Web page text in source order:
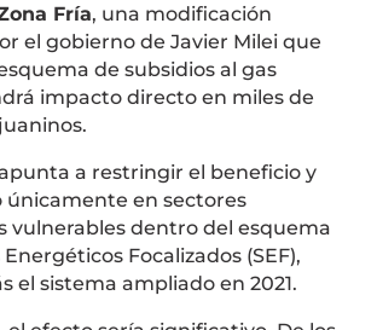
Fría, una modificación
el gobierno de Javier Mileique
de subsidios al gas
impacto directo en miles de
a restringir el beneficio y
únicamente en sectores
vulnerables dentro del esquema
Focalizados (SEF),
el sistema ampliado en 2021.